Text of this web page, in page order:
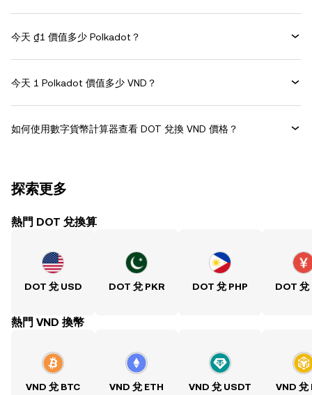
今天 ₫1 價值多少 Polkadot？
今天 1 Polkadot 價值多少 VND？
如何使用數字貨幣計算器查看 DOT 兌換 VND 價格？
探索更多
熱門 DOT 兌換算
DOT 兌 USD DOT 兌 PKR DOT 兌 PHP DOT 兌
熱門 VND 換幣
VND 兌 BTC VND 兌 ETH VND 兌 USDT VND 兌